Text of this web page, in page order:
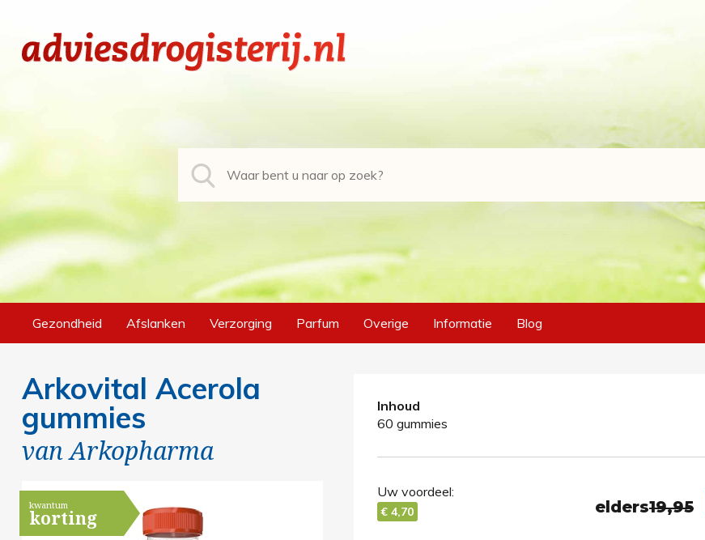
Gezondheid Afslanken Verzorging Parfum Overige Informatie Blog
Arkovital Acerola
gummies
vanArkopharma
kwantum
korting
Inhoud
60 gummies
elders19,95
Uw voordeel:
€ 4,70